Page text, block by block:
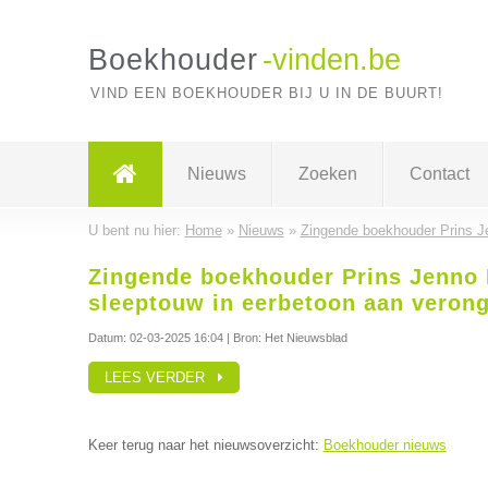
Boekhouder -vinden.be
VIND EEN BOEKHOUDER BIJ U IN DE BUURT!
Nieuws Zoeken Contact
U bent nu hier: Home» Nieuws » Zingende boekhouder Prins
Zingende boekhouder Prins
sleeptouw in eerbetoon aan
Datum: 02-03-2025 16:04| Bron: Het Nieuwsblad
LEES VERDER
Keer terug naar het nieuwsoverzicht: Boekhouder nieuws